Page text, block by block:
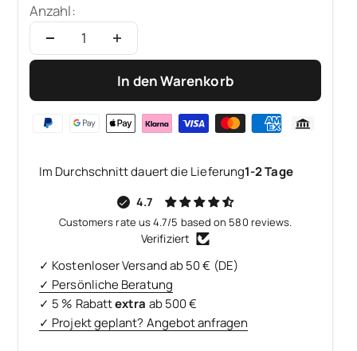
Anzahl:
In den Warenkorb
Im Durchschnitt dauert die Lieferung1-2 Tage
4.7
Customers rate us 4.7/5 based on 580 reviews.
Verifiziert
✓ Kostenloser Versand ab 50 € (DE)
✓ Persönliche Beratung
✓ 5 % Rabattextra ab 500 €
✓ Projekt geplant? Angebot anfragen